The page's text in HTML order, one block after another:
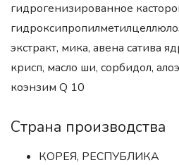
гидрогенизированное
экстракт, мика, авена сатива
крисп, масло ши, сорбидол,
коэнзим Q 10
Страна производства
КОРЕЯ, РЕСПУБЛИКА